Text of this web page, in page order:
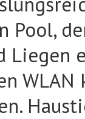
Pool,
Liegen